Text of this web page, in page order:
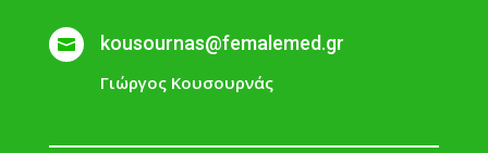
 kousournas@femalemed.gr
Γιώργος Κουσουρνάς